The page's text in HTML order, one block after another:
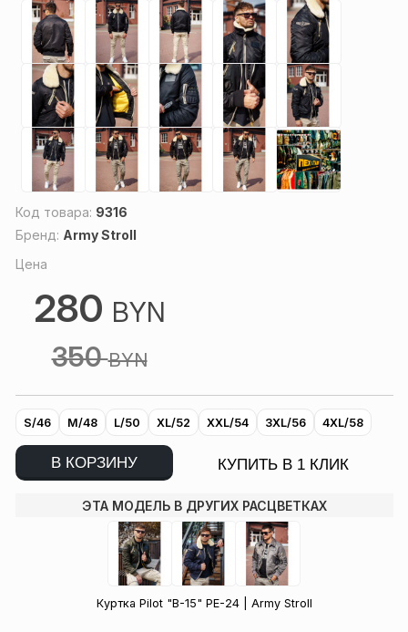
Код товара: 9316
Бренд: Army Stroll
Цена
280 BYN
350BYN
S/46 M/48 L/50 XL/52 XXL/54 3XL/56 4XL/58
В КОРЗИНУ КУПИТЬ В 1 КЛИК
ЭТА МОДЕЛЬ В ДРУГИХ РАСЦВЕТКАХ
Куртка Pilot "B-15" PE-24 | Army Stroll